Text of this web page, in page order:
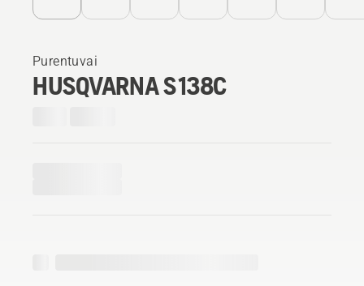
Purentuvai
HUSQVARNA S 138C